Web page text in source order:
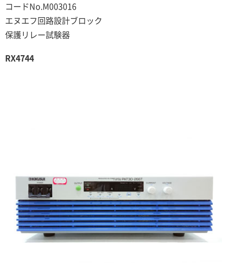
コードNo.M003016
エヌエフ回路設計ブロック
保護リレー試験器
RX4744